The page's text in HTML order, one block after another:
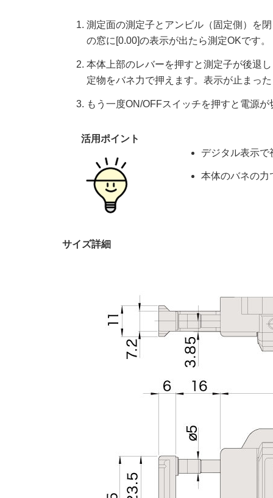
測定面の測定子とアンビル（固定側）を
の窓に[0.00]の表示が出たら測定OKです。
本体上部のレバーを押すと測定子が後退
定物をバネ力で押えます。表示が止まっ
もう一度ON/OFFスイッチを押すと電源が
活用ポイント
デジタル表示
本体のバネの力
サイズ詳細